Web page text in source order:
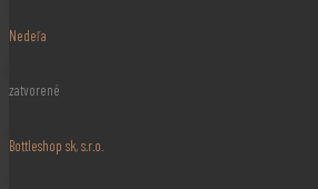
Nedeľa
zatvorené
Bottleshop sk, s.r.o.